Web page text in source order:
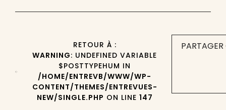
RETOUR À :
WARNING: UNDEFINED VARIABLE
$POSTTYPEHUM IN
/HOME/ENTREVB/WWW/WP-
CONTENT/THEMES/ENTREVUES-
NEW/SINGLE.PHP ON LINE 147